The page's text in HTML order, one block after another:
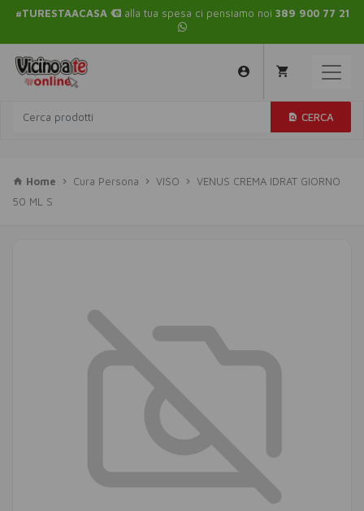
#TURESTAACASA alla tua spesa ci pensiamo noi 389 900 77 21
CERCA
Home Cura Persona VISO
VENUS CREMA IDRAT GIORNO
50 ML S